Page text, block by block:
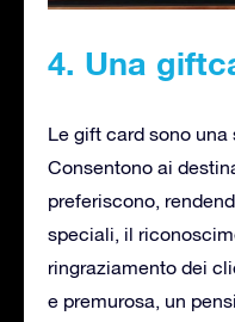
4. Una
Le gift card sono
Consentono ai
preferiscono,
speciali, il
ringraziamento dei
e premurosa, un